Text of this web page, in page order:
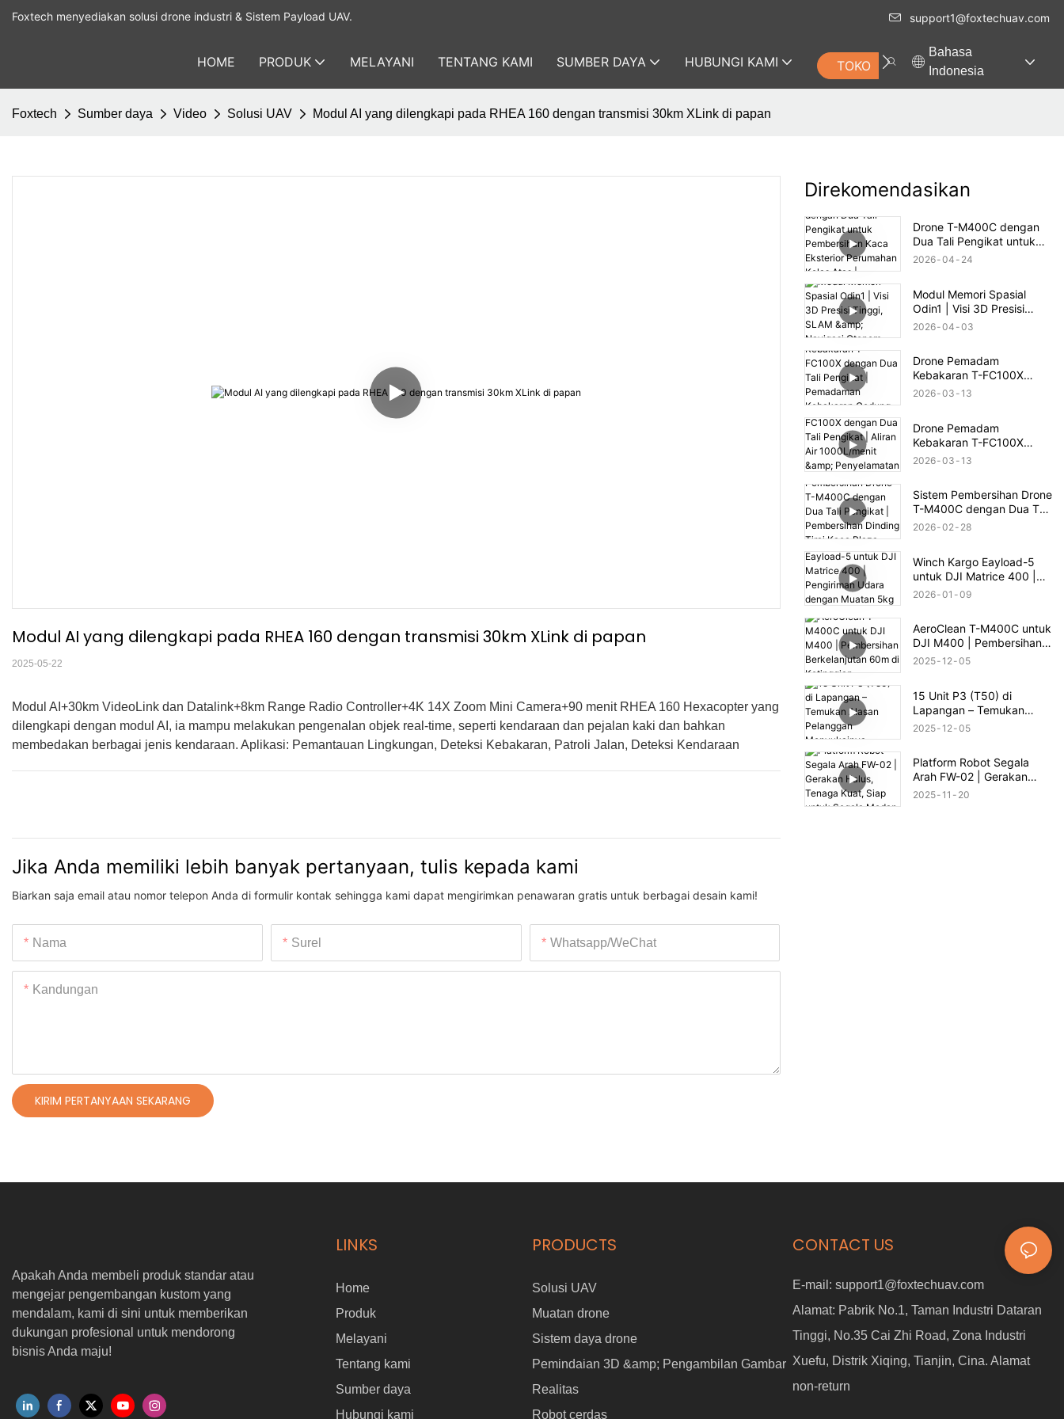
Foxtech menyediakan solusi drone industri & Sistem Payload UAV. support1@foxtechuav.com
HOME PRODUK MELAYANI TENTANG KAMI SUMBER DAYA HUBUNGI KAMI TOKO
Bahasa
Indonesia
Foxtech Sumber daya Video Solusi UAV Modul AI yang dilengkapi pada RHEA 160 dengan transmisi 30km XLink di papan
Modul AI yang dilengkapi pada RHEA 160 dengan transmisi 30km XLink di papan
2025-05-22
Modul AI+30km VideoLink dan Datalink+8km Range Radio Controller+4K 14X Zoom Mini Camera+90 menit RHEA 160 Hexacopter yang
dilengkapi dengan modul AI, ia mampu melakukan pengenalan objek real-time, seperti kendaraan dan pejalan kaki dan bahkan
membedakan berbagai jenis kendaraan. Aplikasi: Pemantauan Lingkungan, Deteksi Kebakaran, Patroli Jalan, Deteksi Kendaraan
Jika Anda memiliki lebih banyak pertanyaan, tulis kepada kami
Biarkan saja email atau nomor telepon Anda di formulir kontak sehingga kami dapat mengirimkan penawaran gratis untuk berbagai desain kami!
Nama Surel Whatsapp/WeChat
Kandungan
KIRIM PERTANYAAN SEKARANG
Direkomendasikan
Drone T-M400C dengan
Dua Tali Pengikat untuk
Pembersihan Kaca
2026 04 24
Modul Memori Spasial
Odin1 | Visi 3D Presisi
Tinggi, SLAM & Navigasi
2026 04 03
Drone Pemadam
Kebakaran T-FC100X
dengan Dua Tali Pengikat
100m
2026 03 13
Drone Pemadam
Kebakaran T-FC100X
dengan Dua Tali Pengikat
Gedung Tinggi 100m
2026 03 13
Sistem Pembersihan Drone
T-M400C dengan Dua Tali
Pengikat | Pembersihan
2026 02 28
Winch Kargo Eayload-5
untuk DJI Matrice 400 |
Pengiriman Udara dengan
2026 01 09
AeroClean T-M400C untuk
DJI M400 | Pembersihan
Berkelanjutan 60m di
2025 12 05
15 Unit P3 (T50) di
Lapangan – Temukan
Alasan Pelanggan
2025 12 05
Platform Robot Segala
Arah FW-02 | Gerakan
Halus, Tenaga Kuat, Siap
2025 11 20
Apakah Anda membeli produk standar atau
mengejar pengembangan kustom yang
mendalam, kami di sini untuk memberikan
dukungan profesional untuk mendorong
bisnis Anda maju!
LINKS
Home
Produk
Melayani
Tentang kami
Sumber daya
Hubungi kami
PRODUCTS
Solusi UAV
Muatan drone
Sistem daya drone
Pemindaian 3D &amp; Pengambilan Gambar
Realitas
Robot cerdas
CONTACT US
E-mail: support1@foxtechuav.com
Alamat: Pabrik No.1, Taman Industri Dataran
Tinggi, No.35 Cai Zhi Road, Zona Industri
Xuefu, Distrik Xiqing, Tianjin, Cina. Alamat
non-return